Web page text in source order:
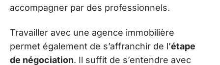
accompagner par des professionnels.
Travailler avec une agence immobilière
permet également de s’affranchir de l’étape
de négociation. Il suffit de s’entendre avec